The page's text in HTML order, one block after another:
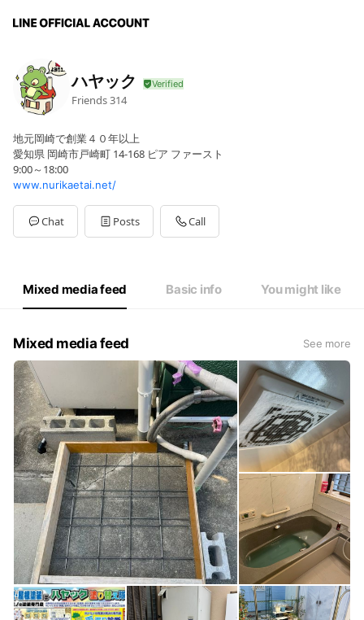
ハヤック
Friends314
地元岡崎で創業４０年以上
愛知県 岡崎市戸崎町 14-168 ピア ファースト
9:00～18:00
www.nurikaetai.net/
Chat Posts Call
Mixed media feed Basic info You might like
Mixed media feed See more